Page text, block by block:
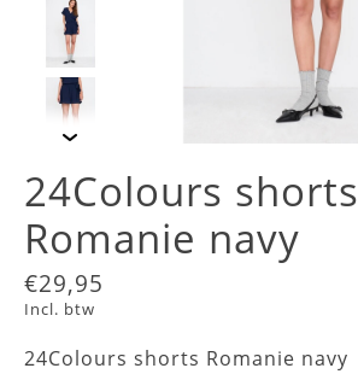
24Colours shorts
Romanie navy
€29,95
Incl. btw
24Colours shorts Romanie navy